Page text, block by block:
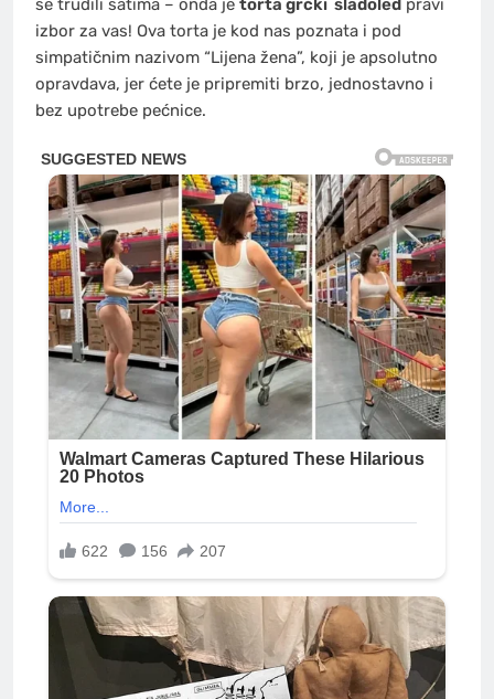
izbor za vas! Ova torta je kod nas poznata i pod
simpatičnim nazivom “Lijena žena”, koji je apsolutno
opravdava, jer ćete je pripremiti brzo, jednostavno i
bez upotrebe pećnice.